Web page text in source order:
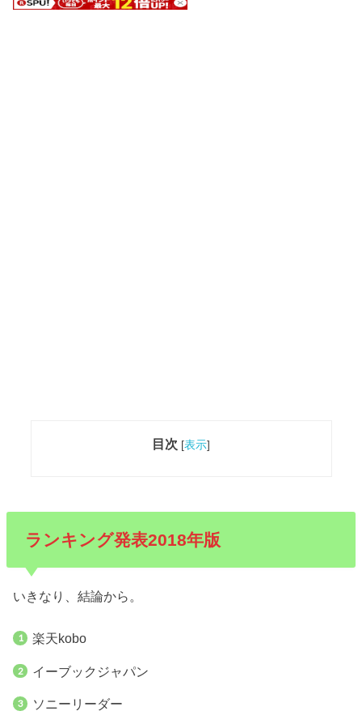
目次 [表示]
ランキング発表2018年版
いきなり、結論から。
楽天kobo
イーブックジャパン
ソニーリーダー